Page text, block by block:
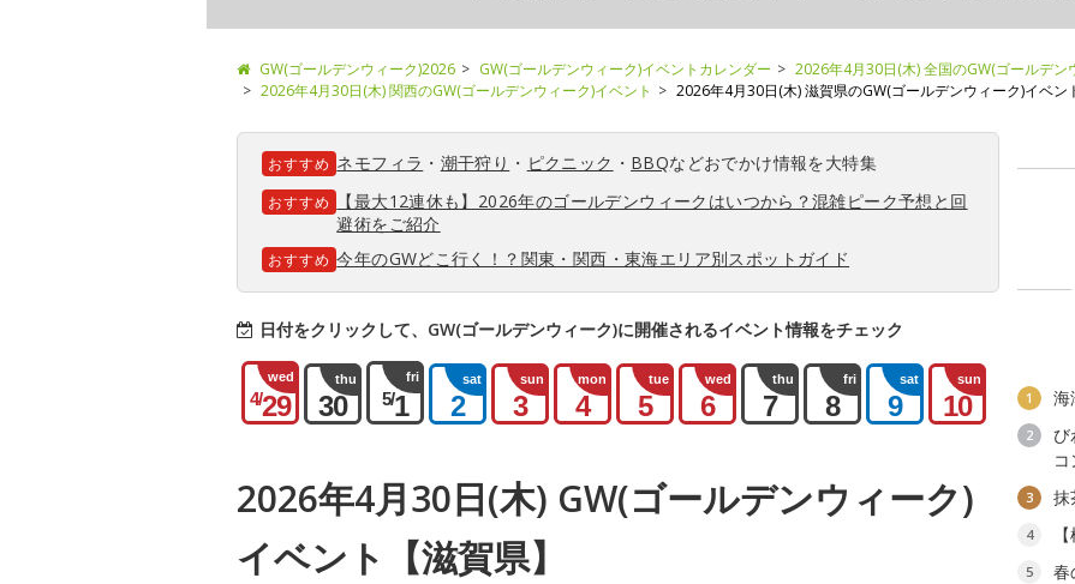
GW(ゴールデンウィーク)2026 GW(ゴールデンウィーク)イベントカレンダー
2026年4月30日(木) 全国のGW(ゴールデン
2026年4月30日(木) 関西のGW(ゴールデンウィーク)イベント
2026年4月30日(木) 滋賀県のGW(ゴールデンウィーク)イベン
おすすめ ネモフィラ ・ 潮干狩り ・ ピクニック ・ BBQなどおでかけ情報を大特集
おすすめ
【最大12連休も】2026年のゴールデンウィークはいつから？混雑ピーク予想と回
避術をご紹介
おすすめ 今年のGWどこ行く！？関東・関西・東海エリア別スポットガイド
日付をクリックして、GW(ゴールデンウィーク)に開催されるイベント情報をチェック
wed
4/29
thu
30
fri
5/1
sat
2
sun
3
mon
4
tue
5
wed
6
thu
7
fri
8
sat
9
sun
10
2026年4月30日(木) GW(ゴールデンウィーク)
イベント【滋賀県】
1 海
2
び
3 抹
4
5
春